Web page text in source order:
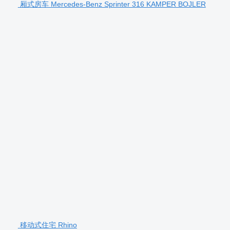
厢式房车 Mercedes-Benz Sprinter 316 KAMPER BOJLER
移动式住宅 Rhino